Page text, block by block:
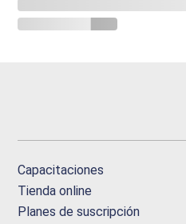
Capacitaciones
Tienda online
Planes de suscripción